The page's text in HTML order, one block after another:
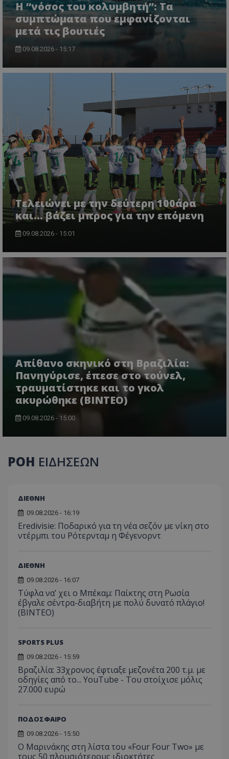
Η “νόσος του κολυμβητή”: Τα
συμπτώματα που εμφανίζονται
μετά τις βουτιές
09.08.2026 - 15:17
Τελειώνει με την δεύτερη 100άρα
και... βάζει μπρος για την επόμενη
09.08.2026 - 15:01
Απίθανο σκηνικό στη Βραζιλία:
Πανηγύρισε, έπεσε στο τούνελ,
τραυματίστηκε και το γκολ
ακυρώθηκε (BINTEO)
09.08.2026 - 15:00
ΡΟΗ ΕΙΔΗΣΕΩΝ
ΔΙΕΘΝΗ
09.08.2026 - 16:19
Eredivisie: Ποδαρικό για τη νέα σεζόν με νίκη στο
ντέρμπι του Ρότερνταμ η Φέγενορντ
ΔΙΕΘΝΗ
09.08.2026 - 16:07
Τύφλα να’ χει ο Μπέκαμ: Παίκτης στη Ρωσία
έβγαλε σέντρα-διαβήτη με πολύ δυνατό πλάγιο!
(ΒΙΝΤΕΟ)
SPORTS PLUS
09.08.2026 - 15:59
Βραζιλία: 33χρονος έφτιαξε μεζονέτα 200 τ.μ. με
οδηγίες από το... YouTube - Του στοίχισε μόλις
27.000 ευρώ
ΠΟΔΟΣΦΑΙΡΟ
09.08.2026 - 15:50
Ο Μαρινάκης στη λίστα του «Four Four Two» με
τους 50 πλουσιότερους ιδιοκτήτες